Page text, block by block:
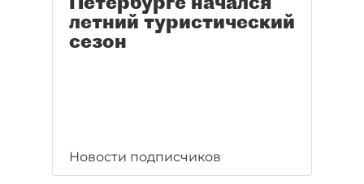
летний туристический
сезон
Новости подписчиков